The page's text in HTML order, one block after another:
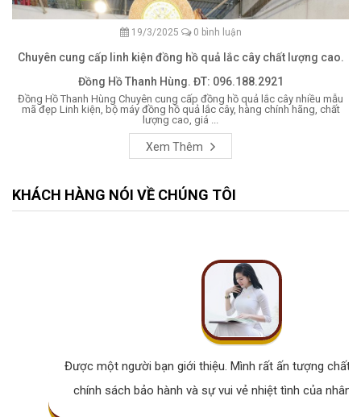
19/3/2025 0 bình luận
Chuyên cung cấp linh kiện đồng hồ quả lắc cây chất lượng cao.
Đồng Hồ Thanh Hùng. ĐT: 096.188.2921
Đồng Hồ Thanh Hùng Chuyên cung cấp đồng hồ quả lắc cây nhiều mẫu
mã đẹp Linh kiện, bộ máy đồng hồ quả lắc cây, hàng chính hãng, chất
lượng cao, giá ...
Xem Thêm
KHÁCH HÀNG NÓI VỀ CHÚNG TÔI
Được một người bạn giới thiệu. Mình rất ấn tượng chất
chính sách bảo hành và sự vui vẻ nhiệt tình của nhân